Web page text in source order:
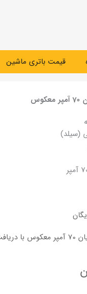
قیمت باتری ماشین
(سیلد)
قیمت باتری واریان 70 آمپر